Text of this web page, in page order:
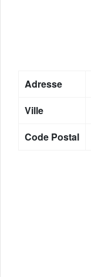
Adresse
Ville
Code Postal